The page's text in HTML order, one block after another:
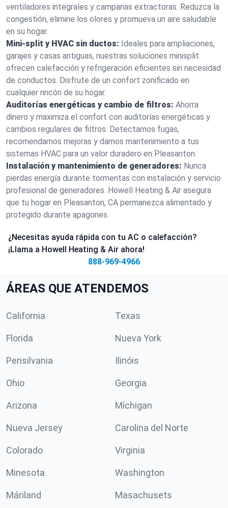
ventiladores integrales y campanas extractoras. Reduzca la
congestión, elimine los olores y promueva un aire saludable
en su hogar.
Mini-split y HVAC sin ductos: Ideales para ampliaciones,
garajes y casas antiguas, nuestras soluciones minisplit
ofrecen calefacción y refrigeración eficientes sin necesidad
de conductos. Disfrute de un confort zonificado en
cualquier rincón de su hogar.
Auditorías energéticas y cambio de filtros: Ahorra
dinero y maximiza el confort con auditorías energéticas y
cambios regulares de filtros. Detectamos fugas,
recomendamos mejoras y damos mantenimiento a tus
sistemas HVAC para un valor duradero en Pleasanton.
Instalación y mantenimiento de generadores: Nunca
pierdas energía durante tormentas con instalación y servicio
profesional de generadores. Howell Heating & Air asegura
que tu hogar en Pleasanton, CA permanezca alimentado y
protegido durante apagones.
¿Necesitas ayuda rápida con tu AC o calefacción?
¡Llama a Howell Heating & Air ahora!
888-969-4966
ÁREAS QUE ATENDEMOS
California Texas
Florida Nueva York
Pensilvania Ilinóis
Ohio Georgia
Arizona Míchigan
Nueva Jersey Carolina del Norte
Colorado Virginia
Minesota Washington
Máriland Masachusets